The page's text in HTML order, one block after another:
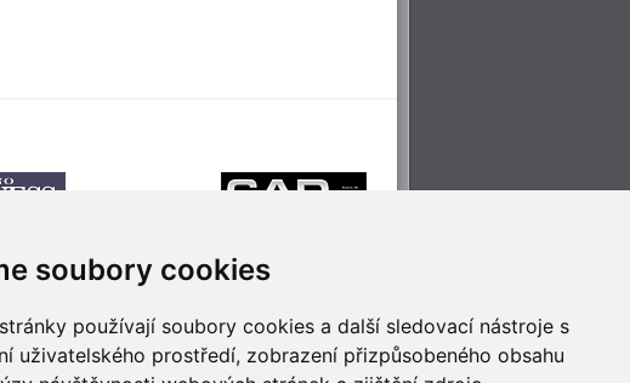
soubory cookies
používají soubory cookies a další sledovací nástroje s
uživatelského prostředí, zobrazení přizpůsobeného obsahu